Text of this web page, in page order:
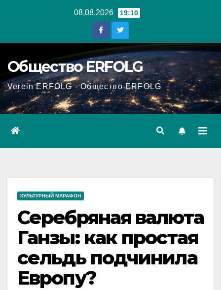
08.08.2026 19:10
Общество ERFOLG
Verein ERFOLG - Общество ERFOLG
КУЛЬТУРНЫЙ МАРАФОН
Серебряная валюта
Ганзы: как простая
сельдь подчинила
Европу?